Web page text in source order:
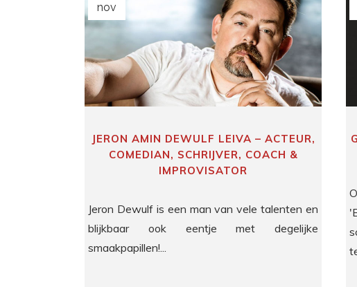
nov
JERON AMIN DEWULF LEIVA – ACTEUR,
COMEDIAN, SCHRIJVER, COACH &
IMPROVISATOR
Jeron Dewulf is een man van vele talenten en
blijkbaar ook eentje met degelijke
smaakpapillen!...